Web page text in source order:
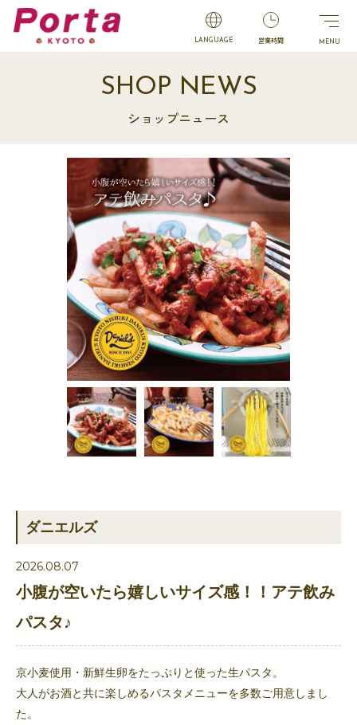
LANGUAGE 営業時間
SHOP NEWS
ショップニュース
ダニエルズ
2026.08.07
小腹が空いたら嬉しいサイズ感！！アテ飲み
パスタ♪
京小麦使用・新鮮生卵をたっぷりと使った生パスタ。
大人がお酒と共に楽しめるパスタメニューを多数ご用意しまし
た。